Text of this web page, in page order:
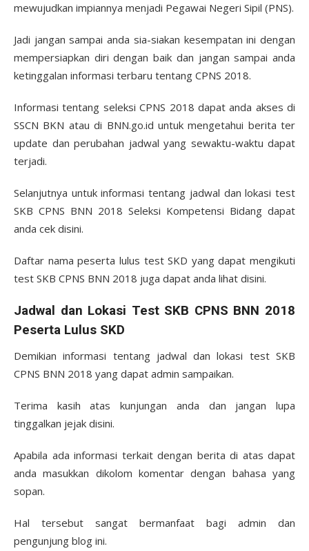
mewujudkan impiannya menjadi Pegawai Negeri Sipil (PNS).
Jadi jangan sampai anda sia-siakan kesempatan ini dengan
mempersiapkan diri dengan baik dan jangan sampai anda
ketinggalan informasi terbaru tentang CPNS 2018.
Informasi tentang seleksi CPNS 2018 dapat anda akses di
SSCN BKN atau di BNN.go.id untuk mengetahui berita ter
update dan perubahan jadwal yang sewaktu-waktu dapat
terjadi.
Selanjutnya untuk informasi tentang jadwal dan lokasi test
SKB CPNS BNN 2018 Seleksi Kompetensi Bidang dapat
anda cek disini.
Daftar nama peserta lulus test SKD yang dapat mengikuti
test SKB CPNS BNN 2018 juga dapat anda lihat disini.
Jadwal dan Lokasi Test SKB CPNS BNN 2018
Peserta Lulus SKD
Demikian informasi tentang jadwal dan lokasi test SKB
CPNS BNN 2018 yang dapat admin sampaikan.
Terima kasih atas kunjungan anda dan jangan lupa
tinggalkan jejak disini.
Apabila ada informasi terkait dengan berita di atas dapat
anda masukkan dikolom komentar dengan bahasa yang
sopan.
Hal tersebut sangat bermanfaat bagi admin dan
pengunjung blog ini.